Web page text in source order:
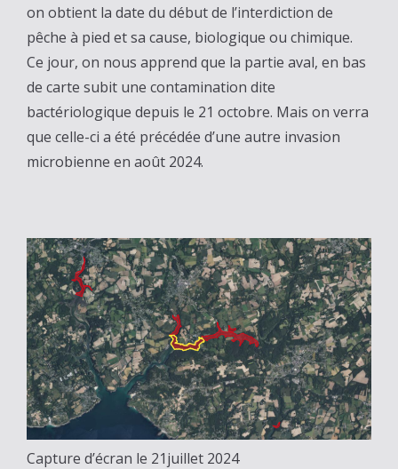
on obtient la date du début de l’interdiction de
pêche à pied et sa cause, biologique ou chimique.
Ce jour, on nous apprend que la partie aval, en bas
de carte subit une contamination dite
bactériologique depuis le 21 octobre. Mais on verra
que celle-ci a été précédée d’une autre invasion
microbienne en août 2024.
Capture d’écran le 21juillet 2024